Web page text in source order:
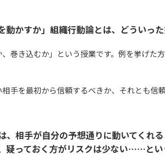
かすか」組織行動論とは、どういっ
巻き込むか」という授業です。例を挙げた
手を最初から信頼するべきか、それとも信
相手が自分の予想通りに動いてくれる
疑っておく方がリスクは少ない……とい